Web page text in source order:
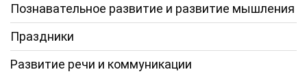
Познавательное развитие и развитие мышления
Праздники
Развитие речи и коммуникации